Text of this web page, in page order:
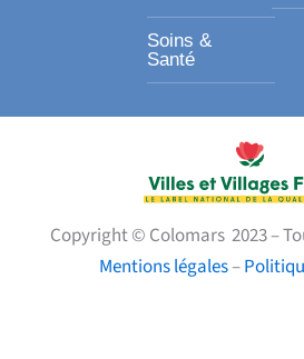
Soins &
Santé
Copyright © Colomars 2023 –
Mentions légales–